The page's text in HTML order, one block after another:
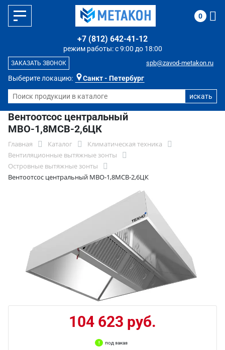
Выберите локацию: Санкт - Петербург
режим работы: с 9:00 до 18:00
+7 (812) 642-41-12
spb@zavod-metakon.ru
ЗАКАЗАТЬ ЗВОНОК
0
Вентоотсос центральный
МВО-1,8МСВ-2,6ЦК
Главная Каталог
Климатическая техника
Вентиляционные вытяжные зонты
Островные вытяжные зонты
Вентоотсос центральный МВО-1,8МСВ-2,6ЦК
104 623 руб.
под заказ